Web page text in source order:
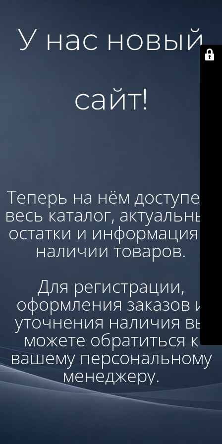
У нас новый
сайт!
Теперь на нём доступен:
весь каталог, актуальные
остатки и информация о
наличии товаров.
Для регистрации,
оформления заказов и
уточнения наличия вы
можете обратиться к
вашему персональному
менеджеру.